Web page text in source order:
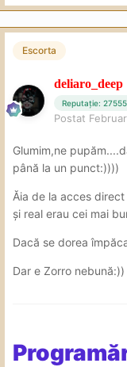
Escorta
deliaro_deep
Reputație: 27555
Postat
Glumim,ne
până la un punct:))))
Ăia de la acces
și real erau cei mai
Dacă se dorea
Dar e Zorro nebună:))